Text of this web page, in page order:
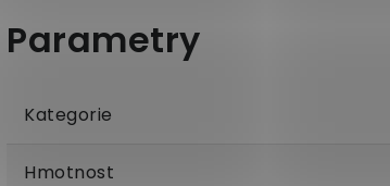
Kategorie
Hmotnost